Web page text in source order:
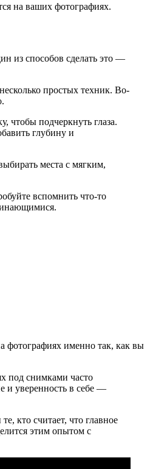
на ваших фотографиях.
из способов сделать это —
простых техник. Во-
чтобы подчеркнуть глаза.
глубину и
места с мягким,
вспомнить что-то
фотографиях именно так, как вы
под снимками часто
и уверенность в себе —
кто считает, что главное
этим опытом с